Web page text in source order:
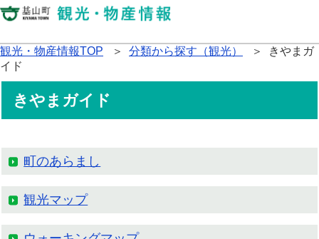
観光・物産情報TOP ＞ 分類から探す（観光）
＞ きやまガ
イド
きやまガイド
町のあらまし
観光マップ